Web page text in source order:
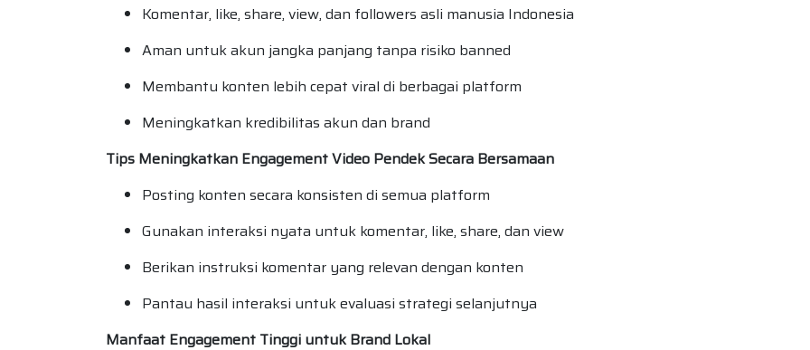
Komentar, like, share, view, dan followers asli manusia Indonesia
Aman untuk akun jangka panjang tanpa risiko banned
Membantu konten lebih cepat viral di berbagai platform
Meningkatkan kredibilitas akun dan brand
Tips Meningkatkan Engagement Video Pendek Secara Bersamaan
Posting konten secara konsisten di semua platform
Gunakan interaksi nyata untuk komentar, like, share, dan view
Berikan instruksi komentar yang relevan dengan konten
Pantau hasil interaksi untuk evaluasi strategi selanjutnya
Manfaat Engagement Tinggi untuk Brand Lokal